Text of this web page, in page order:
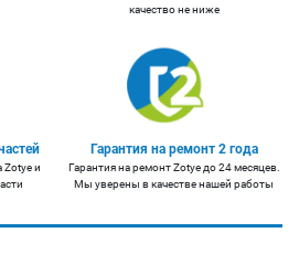
качество не ниже
и
Гарантия на ремонт 2 года
Гарантия на ремонт Zotye до 24 месяцев.
Мы уверены в качестве нашей работы